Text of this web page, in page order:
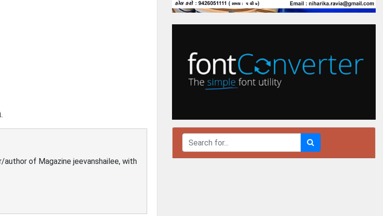
of Magazine jeevanshailee, with